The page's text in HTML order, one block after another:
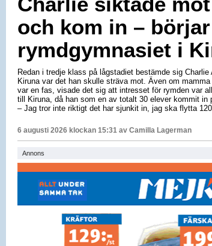
och kom in – börjar
rymdgymnasiet i
Redan i tredje klass på lågstadiet bestämde sig
Kiruna var det han skulle sträva mot. Även om
var en fas, visade det sig att intresset för rymden var
till Kiruna, då han som en av totalt 30 elever kommit in
– Jag tror inte riktigt det har sjunkit in, jag ska flytta
6 augusti 2026 klockan 15:31 av Camilla Lagerman
Annons